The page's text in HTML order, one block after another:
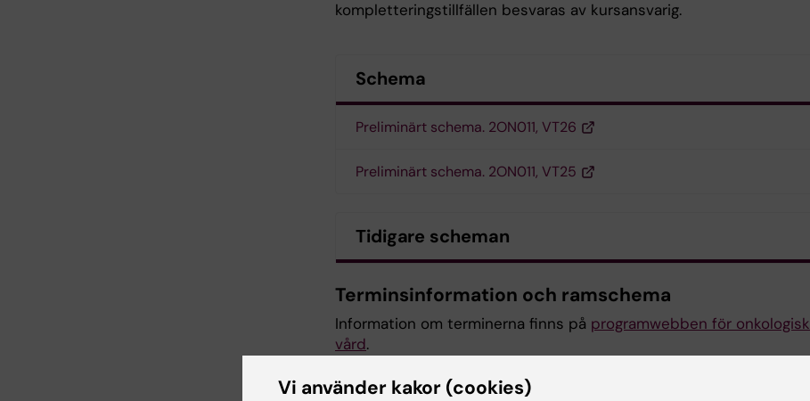
kompletteringstillfällen besvaras av kursansvarig.
Schema
Preliminärt schema. 2ON011, VT26
Preliminärt schema. 2ON011, VT25
Tidigare scheman
Terminsinformation och ramschema
Information om terminerna finns på programwebben för onkologisk
vård.
Vi använder kakor (cookies)